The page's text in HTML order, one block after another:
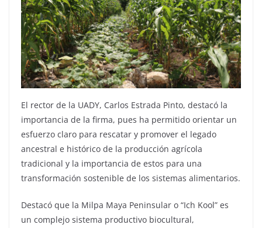
El rector de la UADY, Carlos Estrada Pinto, destacó la
importancia de la firma, pues ha permitido orientar un
esfuerzo claro para rescatar y promover el legado
ancestral e histórico de la producción agrícola
tradicional y la importancia de estos para una
transformación sostenible de los sistemas alimentarios.
Destacó que la Milpa Maya Peninsular o “Ich Kool” es
un complejo sistema productivo biocultural,